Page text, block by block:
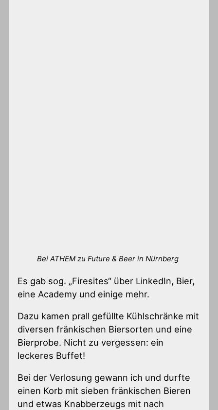
Bei ATHEM zu Future & Beer in Nürnberg
Es gab sog. „Firesites“ über LinkedIn, Bier,
eine Academy und einige mehr.
Dazu kamen prall gefüllte Kühlschränke mit
diversen fränkischen Biersorten und eine
Bierprobe. Nicht zu vergessen: ein
leckeres Buffet!
Bei der Verlosung gewann ich und durfte
einen Korb mit sieben fränkischen Bieren
und etwas Knabberzeugs mit nach